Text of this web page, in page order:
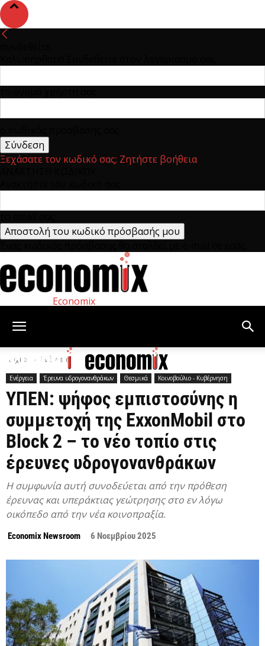
Ξεχάσατε τον κωδικό σας; Ζητήστε βοήθεια
Economix
Αρχική Ενέργεια
Ενέργεια Έρευνα υδρογονανθράκων Θεσμικά Κοινοβούλιο - Κυβέρνηση
ΥΠΕΝ: ψήφος εμπιστοσύνης η
συμμετοχή της ExxonMobil στο
Block 2 – το νέο τοπίο στις
έρευνες υδρογονανθράκων
Η συμφωνία αυτή συνοδεύεται από την πρόθεση
έρευνας και υπεράκτιας γεώτρησης στο εν λόγω
οικόπεδο από την νέα κοινοπραξία.
Economix Newsroom 6 Νοεμβρίου 2025